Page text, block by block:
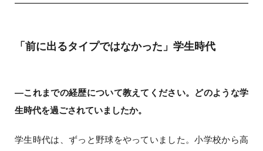
「前に出るタイプではなかった」学生時代
―これまでの経歴について教えてください。どのような学
生時代を過ごされていましたか。
学生時代は、ずっと野球をやっていました。小学校から高